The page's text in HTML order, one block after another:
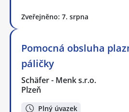
Zveřejněno: 7. srpna
Pomocná obsluha
páličky
Schäfer - Menk s.r.o.
Plzeň
Plný úvazek